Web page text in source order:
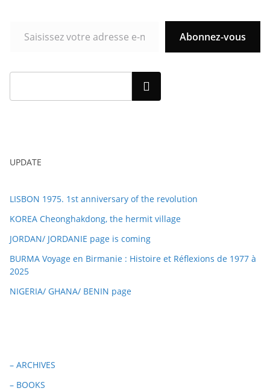
Abonnez-vous
Rechercher
UPDATE
LISBON 1975. 1st anniversary of the revolution
KOREA Cheonghakdong, the hermit village
JORDAN/ JORDANIE page is coming
BURMA Voyage en Birmanie : Histoire et Réflexions de 1977 à
2025
NIGERIA/ GHANA/ BENIN page
– ARCHIVES
– BOOKS